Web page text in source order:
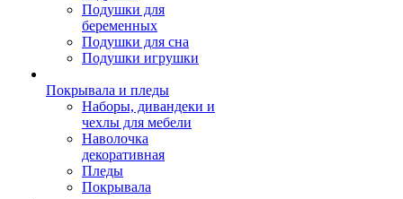
Подушки для
беременных
Подушки для сна
Подушки игрушки
Покрывала и пледы
Наборы, дивандеки и
чехлы для мебели
Наволочка
декоративная
Пледы
Покрывала